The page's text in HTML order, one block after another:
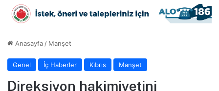
Anasayfa / Manşet
Genel İç Haberler Kıbrıs Manşet
Direksiyon hakimiyetini